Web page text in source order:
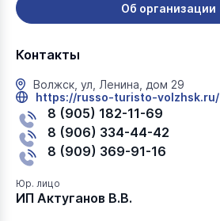
Об организации
Контакты
Волжск, ул, Ленина, дом 29
https://russo-turisto-volzhsk.ru/
8 (905) 182-11-69
8 (906) 334-44-42
8 (909) 369-91-16
Юр. лицо
ИП Актуганов В.В.